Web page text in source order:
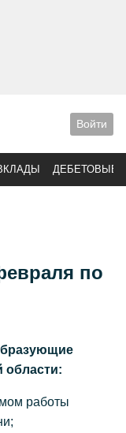
Войти
ДЕБЕТОВЫЕ
по
области:
работы